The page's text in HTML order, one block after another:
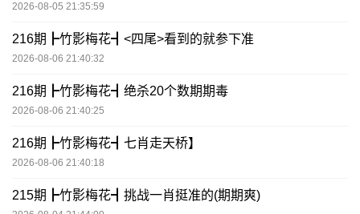
2026-08-05 21:35:59
216期┣竹影梅花┫<四尾>看到的就参下准
2026-08-06 21:40:32
216期┣竹影梅花┫绝杀20个数期期毒
2026-08-06 21:40:25
216期┣竹影梅花┫七肖走天桥】
2026-08-06 21:40:18
215期┣竹影梅花┫挑战一肖挺准的(期期爽)